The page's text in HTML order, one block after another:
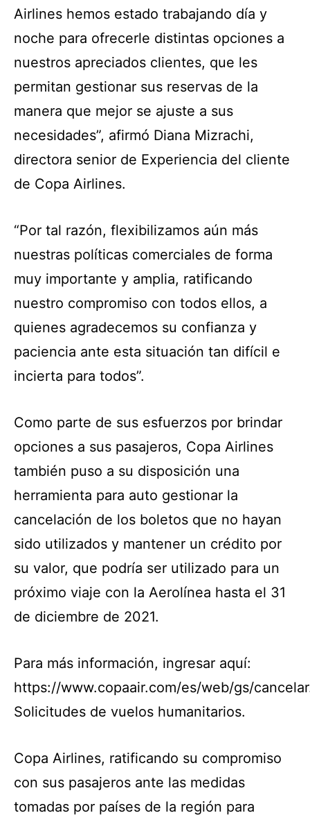
Airlines hemos estado trabajando día y
noche para ofrecerle distintas opciones a
nuestros apreciados clientes, que les
permitan gestionar sus reservas de la
manera que mejor se ajuste a sus
necesidades”, afirmó Diana Mizrachi,
directora senior de Experiencia del cliente
de Copa Airlines.
“Por tal razón, flexibilizamos aún más
nuestras políticas comerciales de forma
muy importante y amplia, ratificando
nuestro compromiso con todos ellos, a
quienes agradecemos su confianza y
paciencia ante esta situación tan difícil e
incierta para todos”.
Como parte de sus esfuerzos por brindar
opciones a sus pasajeros, Copa Airlines
también puso a su disposición una
herramienta para auto gestionar la
cancelación de los boletos que no hayan
sido utilizados y mantener un crédito por
su valor, que podría ser utilizado para un
próximo viaje con la Aerolínea hasta el 31
de diciembre de 2021.
Para más información, ingresar aquí:
https://www.copaair.com/es/web/gs/
Solicitudes de vuelos humanitarios.
Copa Airlines, ratificando su compromiso
con sus pasajeros ante las medidas
tomadas por países de la región para